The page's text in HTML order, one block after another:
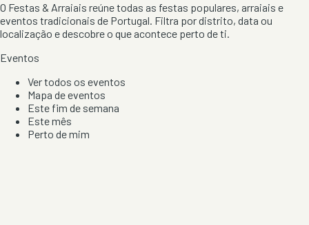
O Festas & Arraiais reúne todas as festas populares, arraiais e
eventos tradicionais de Portugal. Filtra por distrito, data ou
localização e descobre o que acontece perto de ti.
Eventos
Ver todos os eventos
Mapa de eventos
Este fim de semana
Este mês
Perto de mim